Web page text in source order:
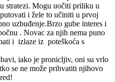
stratezi. Mogu uočiti priliku u
i žele to učiniti u prvoj
uzbuđenje.Brzo gube interes i
. Novac za njih nema puno
i izlaze iz poteškoća s
iako je pronicljiv, oni su vrlo
se ne može prihvatiti njihovo